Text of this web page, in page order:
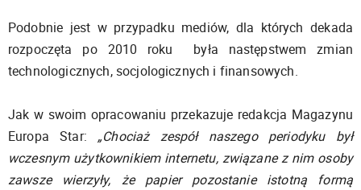
Podobnie jest w przypadku mediów, dla których dekada
rozpoczęta po 2010 roku była następstwem zmian
technologicznych, socjologicznych i finansowych.
Jak w swoim opracowaniu przekazuje redakcja Magazynu
Europa Star: „Chociaż zespół naszego periodyku był
wczesnym użytkownikiem internetu, związane z nim osoby
zawsze wierzyły, że papier pozostanie istotną formą